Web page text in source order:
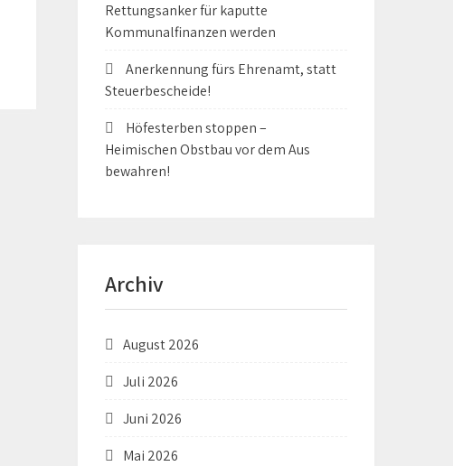
Rettungsanker für kaputte
Kommunalfinanzen werden
Anerkennung fürs Ehrenamt, statt
Steuerbescheide!
Höfesterben stoppen –
Heimischen Obstbau vor dem Aus
bewahren!
Archiv
August 2026
Juli 2026
Juni 2026
Mai 2026